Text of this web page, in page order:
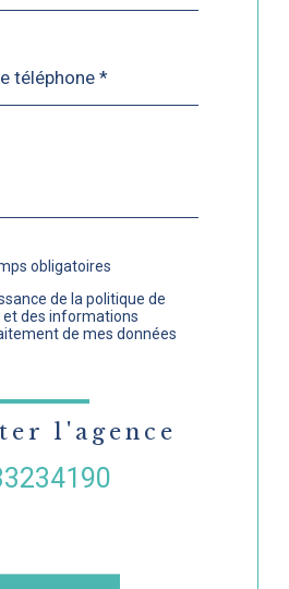
obligatoires
de la politique de
des informations
de mes données
l'agence